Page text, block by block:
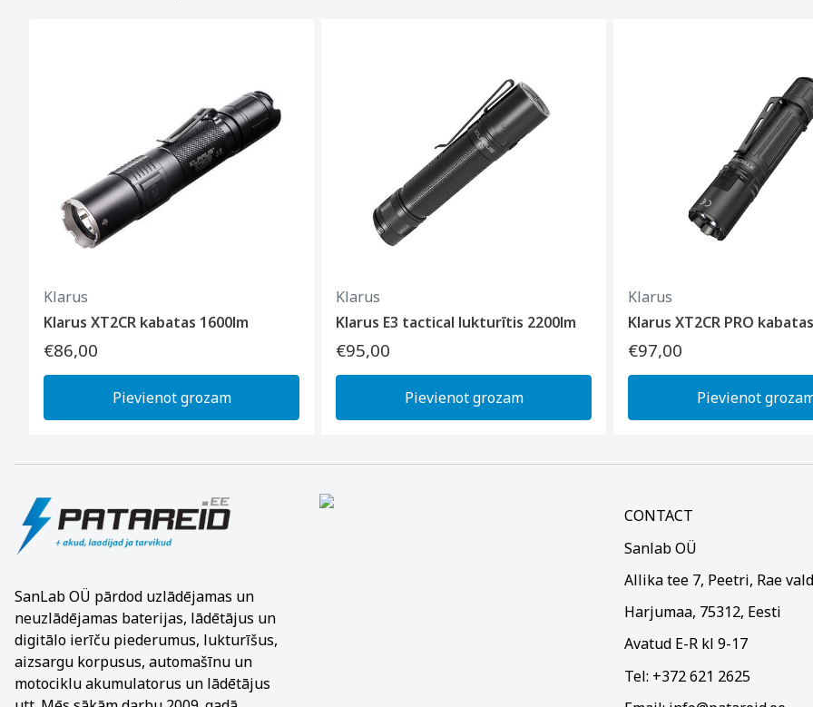
Klarus
Klarus XT2CR kabatas 1600lm
€86,00
Pievienot grozam
Klarus
Klarus E3 tactical lukturītis 2200lm
€95,00
Pievienot grozam
Klarus
Klarus XT2CR PRO
€97,00
Pievienot
SanLab OÜ pārdod uzlādējamas un
neuzlādējamas baterijas, lādētājus un
digitālo ierīču piederumus, lukturīšus,
aizsargu korpusus, automašīnu un
motociklu akumulatorus un lādētājus
CONTACT
Sanlab OÜ
Allika tee 7, Peetri, Rae vald
Harjumaa, 75312, Eesti
Avatud E-R kl 9-17
Tel: +372 621 2625